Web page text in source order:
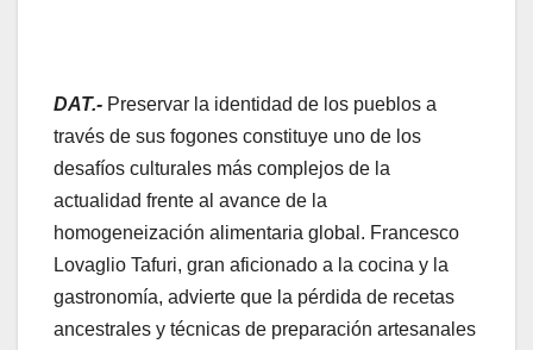
DAT.- Preservar la identidad de los pueblos a
través de sus fogones constituye uno de los
desafíos culturales más complejos de la
actualidad frente al avance de la
homogeneización alimentaria global. Francesco
Lovaglio Tafuri, gran aficionado a la cocina y la
gastronomía, advierte que la pérdida de recetas
ancestrales y técnicas de preparación artesanales